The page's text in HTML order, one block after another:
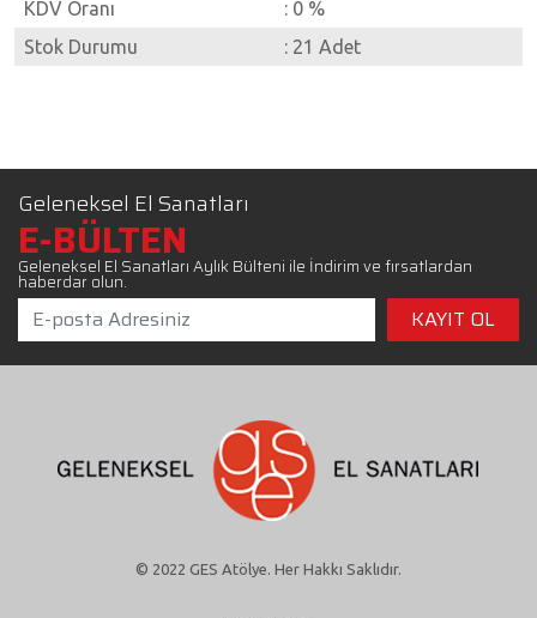
KDV Oranı
: 0 %
Stok Durumu
: 21 Adet
Geleneksel El Sanatları
E-BÜLTEN
Geleneksel El Sanatları Aylık Bülteni ile İndirim ve fırsatlardan
haberdar olun.
© 2022 GES Atölye. Her Hakkı Saklıdır.